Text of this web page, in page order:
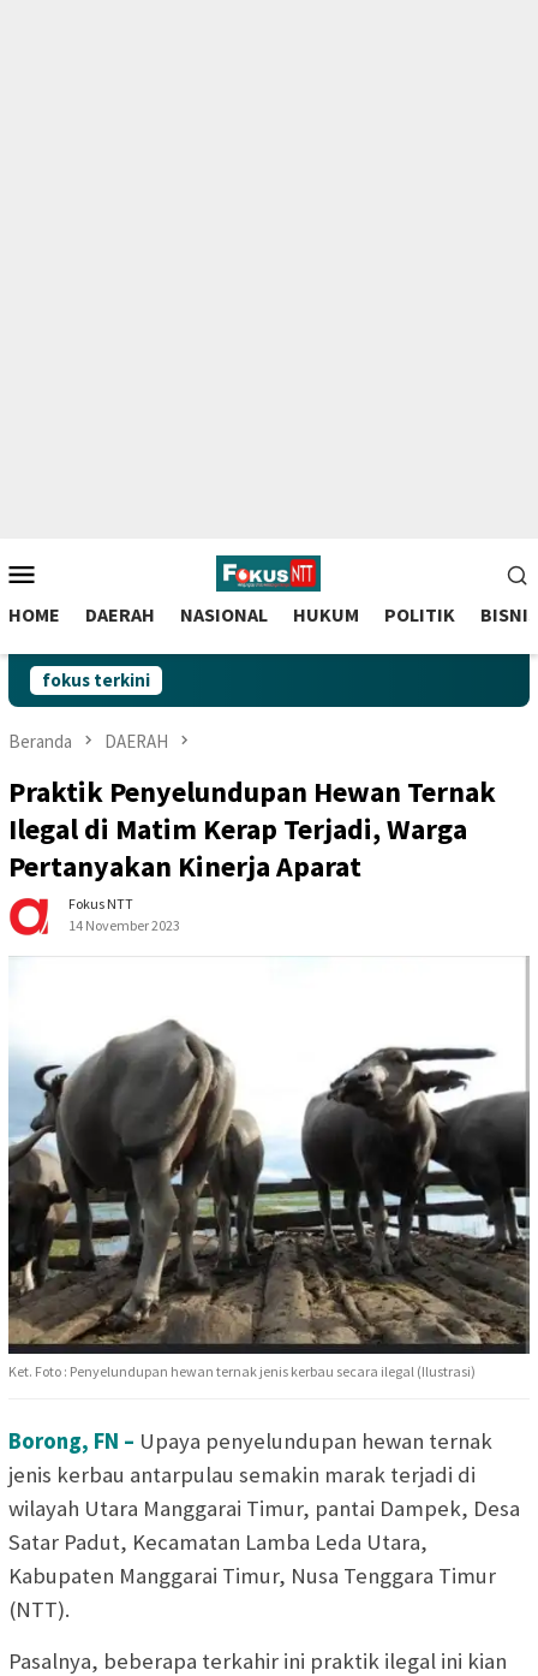
to
contentMobile
HOME DAERAH NASIONAL HUKUM POLITIK BISNIS
fokus terkini
Beranda DAERAH
Praktik Penyelundupan Hewan Ternak
Ilegal di Matim Kerap Terjadi, Warga
Pertanyakan Kinerja Aparat
Fokus NTT
14 November 2023
Ket. Foto : Penyelundupan hewan ternak jenis kerbau secara ilegal (Ilustrasi)
Borong, FN – Upaya penyelundupan hewan ternak
jenis kerbau antarpulau semakin marak terjadi di
wilayah Utara Manggarai Timur, pantai Dampek, Desa
Satar Padut, Kecamatan Lamba Leda Utara,
Kabupaten Manggarai Timur, Nusa Tenggara Timur
(NTT).
Pasalnya, beberapa terkahir ini praktik ilegal ini kian